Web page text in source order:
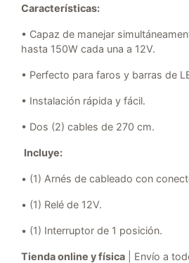
Características:
• Capaz de manejar
hasta 150W cada una a 12V.
• Perfecto para faros y barras de
• Instalación rápida y fácil.
• Dos (2) cables de 270 cm.
Incluye:
• (1) Arnés de cableado con
• (1) Relé de 12V.
• (1) Interruptor de 1 posición.
Tienda online y física | Envío a